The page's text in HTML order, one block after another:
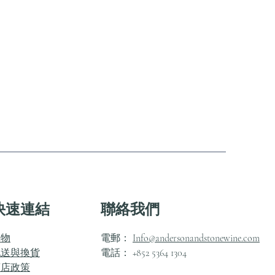
速連結 聯絡我們
與換貨
政策
電郵： Info@andersonandstonewine.com
電話： +852 5364 1304